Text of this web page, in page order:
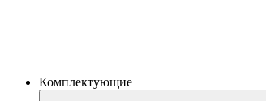
Комплектующие